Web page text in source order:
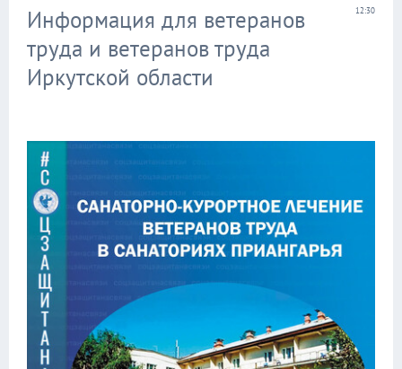
12:30
Информация для ветеранов
труда и ветеранов труда
Иркутской области